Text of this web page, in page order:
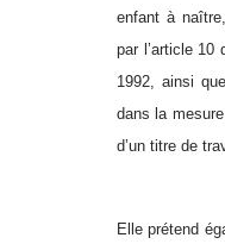
enfant à
par l’article 10
1992, ainsi
dans la
d’un titre de
Elle prétend